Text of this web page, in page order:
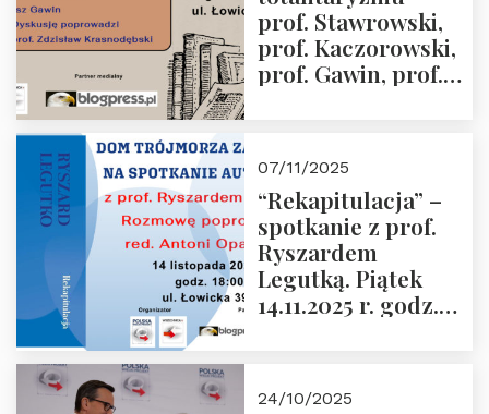
godz. 18:00.
prof. Stawrowski,
prof. Kaczorowski,
prof. Gawin, prof.
07/11/2025
“Rekapitulacja” –
spotkanie z prof.
Ryszardem
Legutką. Piątek
14.11.2025 r. godz.
24/10/2025